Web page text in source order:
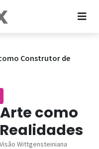
Construtor de
como
Wittgensteiniana